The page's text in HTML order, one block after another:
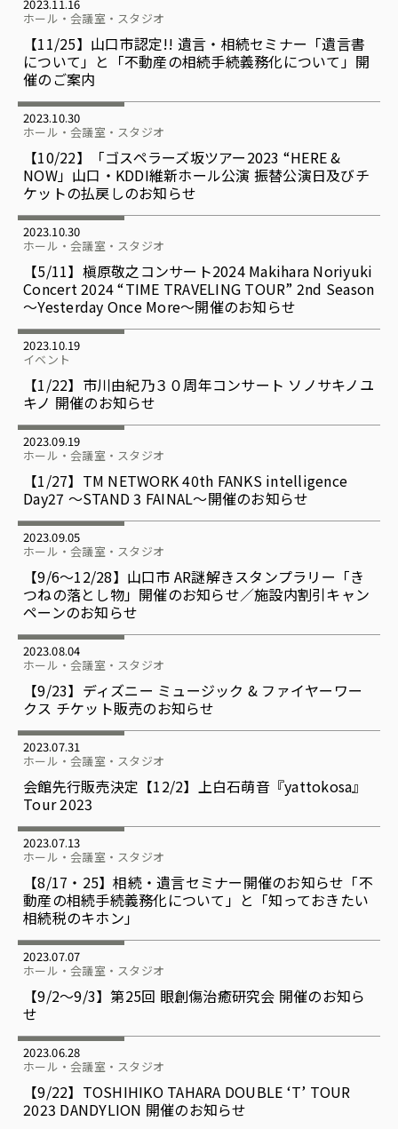
2023.11.16
ホール・会議室・スタジオ
【11/25】山口市認定!! 遺言・相続セミナー「遺言書
について」と「不動産の相続手続義務化について」開
催のご案内
2023.10.30
ホール・会議室・スタジオ
【10/22】「ゴスペラーズ坂ツアー2023 “HERE &
NOW」山口・KDDI維新ホール公演 振替公演日及びチ
ケットの払戻しのお知らせ
2023.10.30
ホール・会議室・スタジオ
【5/11】槇原敬之コンサート2024 Makihara Noriyuki
Concert 2024 “TIME TRAVELING TOUR” 2nd Season
～Yesterday Once More～開催のお知らせ
2023.10.19
イベント
【1/22】市川由紀乃３０周年コンサート ソノサキノユ
キノ 開催のお知らせ
2023.09.19
ホール・会議室・スタジオ
【1/27】TM NETWORK 40th FANKS intelligence
Day27 〜STAND 3 FAINAL～開催のお知らせ
2023.09.05
ホール・会議室・スタジオ
【9/6～12/28】山口市 AR謎解きスタンプラリー「き
つねの落とし物」開催のお知らせ／施設内割引キャン
ペーンのお知らせ
2023.08.04
ホール・会議室・スタジオ
【9/23】ディズニー ミュージック & ファイヤーワー
クス チケット販売のお知らせ
2023.07.31
ホール・会議室・スタジオ
会館先行販売決定【12/2】上白石萌音『yattokosa』
Tour 2023
2023.07.13
ホール・会議室・スタジオ
【8/17・25】相続・遺言セミナー開催のお知らせ「不
動産の相続手続義務化について」と「知っておきたい
相続税のキホン」
2023.07.07
ホール・会議室・スタジオ
【9/2〜9/3】第25回 眼創傷治癒研究会 開催のお知ら
せ
2023.06.28
ホール・会議室・スタジオ
【9/22】TOSHIHIKO TAHARA DOUBLE ‘T’ TOUR
2023 DANDYLION 開催のお知らせ